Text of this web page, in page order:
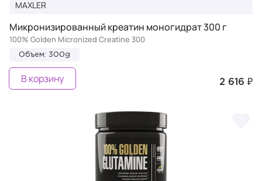
MAXLER
Микронизированный креатин моногидрат 300 г
100% Golden Micronized Creatine 300
Объем: 300g
2 616 ₽
В корзину